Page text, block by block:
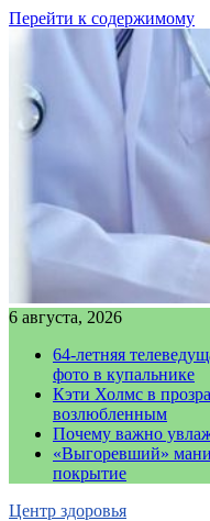
Перейти к содержимому
6 августа, 2026
64-летняя
фото в купальнике
Кэти Холмс в
возлюбленным
Почему важно
«Выгоревший»
покрытие
Центр здоровья